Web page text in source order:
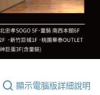
顯示電腦版詳細說明